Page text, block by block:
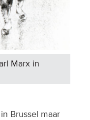
Marx in
Brussel maar